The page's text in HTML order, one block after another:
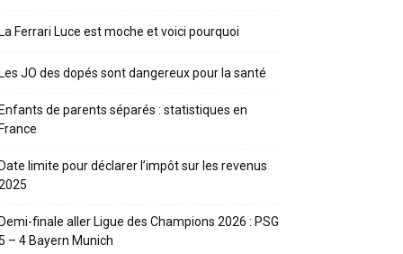
Ferrari Luce est moche et voici pourquoi
JO des dopés sont dangereux pour la santé
de parents séparés : statistiques en
limite pour déclarer l’impôt sur les revenus
finale aller Ligue des Champions 2026 : PSG
– 4 Bayern Munich